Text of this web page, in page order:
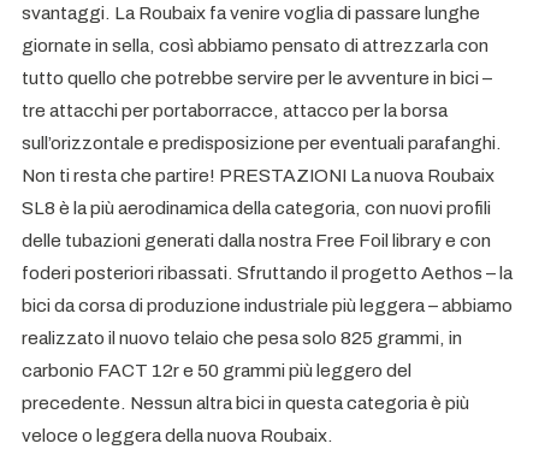
svantaggi. La Roubaix fa venire voglia di passare lunghe
giornate in sella, così abbiamo pensato di attrezzarla con
tutto quello che potrebbe servire per le avventure in bici –
tre attacchi per portaborracce, attacco per la borsa
sull’orizzontale e predisposizione per eventuali parafanghi.
Non ti resta che partire! PRESTAZIONI La nuova Roubaix
SL8 è la più aerodinamica della categoria, con nuovi profili
delle tubazioni generati dalla nostra Free Foil library e con
foderi posteriori ribassati. Sfruttando il progetto Aethos – la
bici da corsa di produzione industriale più leggera – abbiamo
realizzato il nuovo telaio che pesa solo 825 grammi, in
carbonio FACT 12r e 50 grammi più leggero del
precedente. Nessun altra bici in questa categoria è più
veloce o leggera della nuova Roubaix.